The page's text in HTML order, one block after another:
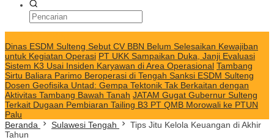
Dinas ESDM Sulteng Sebut CV BBN Belum Selesaikan Kewajiban
untuk Kegiatan Operasi PT UKK Sampaikan Duka, Janji Evaluasi
Sistem K3 Usai Insiden Karyawan di Area Operasional Tambang
Sirtu Baliara Parimo Beroperasi di Tengah Sanksi ESDM Sulteng
Dosen Geofisika Untad: Gempa Tektonik Tak Berkaitan dengan
Aktivitas Tambang Bawah Tanah JATAM Gugat Gubernur Sulteng
Terkait Dugaan Pembiaran Tailing B3 PT QMB Morowali ke PTUN
Palu
Beranda
Sulawesi Tengah
Tips Jitu Kelola Keuangan di Akhir
Tahun